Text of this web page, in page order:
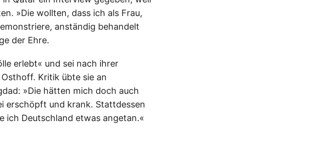
»Die wollten, dass ich als Frau,
anständig behandelt
der Ehre.
erlebt« und sei nach ihrer
Kritik übte sie an
»Die hätten mich doch auch
erschöpft und krank. Stattdessen
ich Deutschland etwas angetan.«